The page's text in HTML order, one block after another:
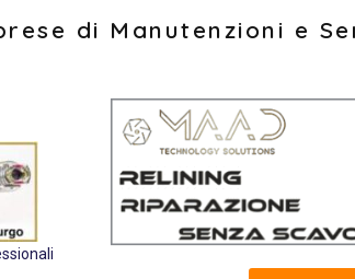
di Manutenzioni e